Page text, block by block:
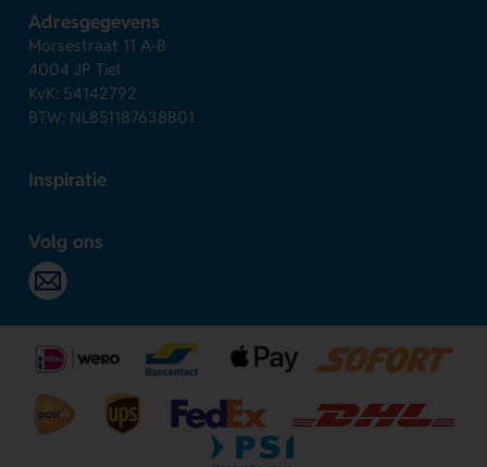
Adresgegevens
Morsestraat 11 A-B
4004 JP Tiel
KvK: 54142792
BTW: NL851187638B01
Inspiratie
Volg ons